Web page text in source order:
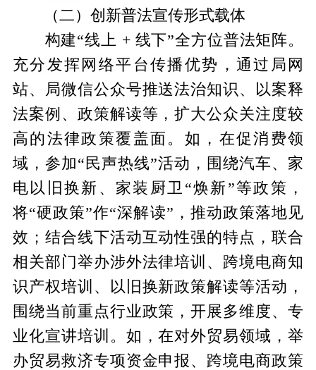
（二）创新普法宣传形式载体
构建“线上 + 线下”全方位普法矩阵。
充分发挥网络平台传播优势，通过局网
站、局微信公众号推送法治知识、以案释
法案例、政策解读等，扩大公众关注度较
高的法律政策覆盖面。如，在促消费领
域，参加“民声热线”活动，围绕汽车、家
电以旧换新、家装厨卫“焕新”等政策，
将“硬政策”作“深解读”，推动政策落地见
效；结合线下活动互动性强的特点，联合
相关部门举办涉外法律培训、跨境电商知
识产权培训、以旧换新政策解读等活动，
围绕当前重点行业政策，开展多维度、专
业化宣讲培训。如，在对外贸易领域，举
办贸易救济专项资金申报、跨境电商政策